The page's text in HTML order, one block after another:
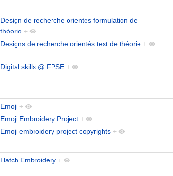
Design de recherche orientés formulation de
théorie +
Designs de recherche orientés test de théorie +
Digital skills @ FPSE +
Emoji +
Emoji Embroidery Project +
Emoji embroidery project copyrights +
Hatch Embroidery +